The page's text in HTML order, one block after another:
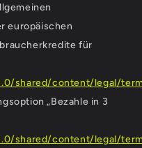
europäischen
für
shared/content/legal/
„Bezahle in 3
shared/content/legal/